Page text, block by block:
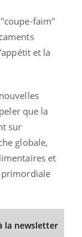
faim"
et la
que la
sur
globale,
et
primordiale
la newsletter